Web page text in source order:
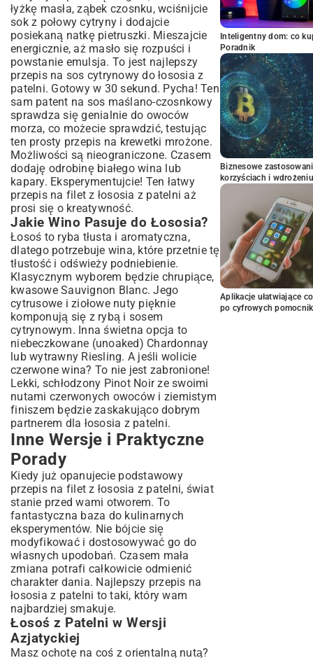
łyżkę masła, ząbek czosnku, wciśnijcie
sok z połowy cytryny i dodajcie
posiekaną natkę pietruszki. Mieszajcie
energicznie, aż masło się rozpuści i
powstanie emulsja. To jest najlepszy
przepis na sos cytrynowy do łososia z
patelni. Gotowy w 30 sekund. Pycha! Ten
sam patent na sos maślano-czosnkowy
sprawdza się genialnie do owoców
morza, co możecie sprawdzić, testując
ten prosty przepis na krewetki mrożone.
Możliwości są nieograniczone. Czasem
dodaję odrobinę białego wina lub
kapary. Eksperymentujcie! Ten łatwy
przepis na filet z łososia z patelni aż
prosi się o kreatywność.
Jakie Wino Pasuje do Łososia?
Łosoś to ryba tłusta i aromatyczna,
dlatego potrzebuje wina, które przetnie tę
tłustość i odświeży podniebienie.
Klasycznym wyborem będzie chrupiące,
kwasowe Sauvignon Blanc. Jego
cytrusowe i ziołowe nuty pięknie
komponują się z rybą i sosem
cytrynowym. Inna świetna opcja to
niebeczkowane (unoaked) Chardonnay
lub wytrawny Riesling. A jeśli wolicie
czerwone wina? To nie jest zabronione!
Lekki, schłodzony Pinot Noir ze swoimi
nutami czerwonych owoców i ziemistym
finiszem będzie zaskakująco dobrym
partnerem dla łososia z patelni.
Inne Wersje i Praktyczne
Porady
Kiedy już opanujecie podstawowy
przepis na filet z łososia z patelni, świat
stanie przed wami otworem. To
fantastyczna baza do kulinarnych
eksperymentów. Nie bójcie się
modyfikować i dostosowywać go do
własnych upodobań. Czasem mała
zmiana potrafi całkowicie odmienić
charakter dania. Najlepszy przepis na
łososia z patelni to taki, który wam
najbardziej smakuje.
Łosoś z Patelni w Wersji
Azjatyckiej
Masz ochotę na coś z orientalną nutą?
Inteligentny dom: co
Poradnik
Biznesowe
korzyściach i wdrożeniu
Aplikacje ułatwiające
po cyfrowych